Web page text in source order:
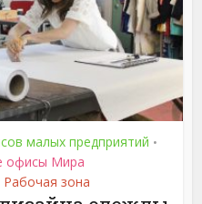
малых предприятий •
офисы Мира
Рабочая зона